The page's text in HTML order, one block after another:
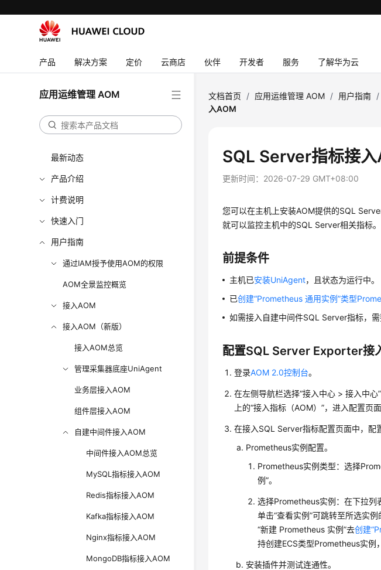
产品 解决方案 定价 云商店 伙伴 开发者 服务 了解华为云
应用运维管理 AOM
最新动态
产品介绍
计费说明
快速入门
用户指南
通过IAM授予使用AOM的权限
AOM全景监控概览
接入AOM
接入AOM（新版）
接入AOM总览
管理采集器底座UniAgent
业务层接入AOM
组件层接入AOM
自建中间件接入AOM
中间件接入AOM总览
MySQL指标接入AOM
Redis指标接入AOM
Kafka指标接入AOM
Nginx指标接入AOM
MongoDB指标接入AOM
文档首页 / 应用运维管理 AOM / 用户指南 /
入AOM
SQL Server指标接
更新时间： 2026-07-29 GMT+08:00
您可以在主机上安装AOM提供的SQL
就可以监控主机中的SQL Server相关指标。
前提条件
主机已安装UniAgent，且状态为运行中。
已创建“Prometheus 通用实例”类型
如需接入自建中间件SQL Server指标，需
配置SQL Server Exporter接
登录AOM 2.0控制台。
在左侧导航栏选择“接入中心 > 接入中心
上的“接入指标（AOM）”，进入配置页面
在接入SQL Server指标配置页面中，配
Prometheus实例配置。
Prometheus实例类型：选择
例”。
选择Prometheus实例：在下拉列
单击“查看实例”可跳转至所选实
“新建 Prometheus 实例”去创建
持创建ECS类型Prometheus实例
安装插件并测试连通性。